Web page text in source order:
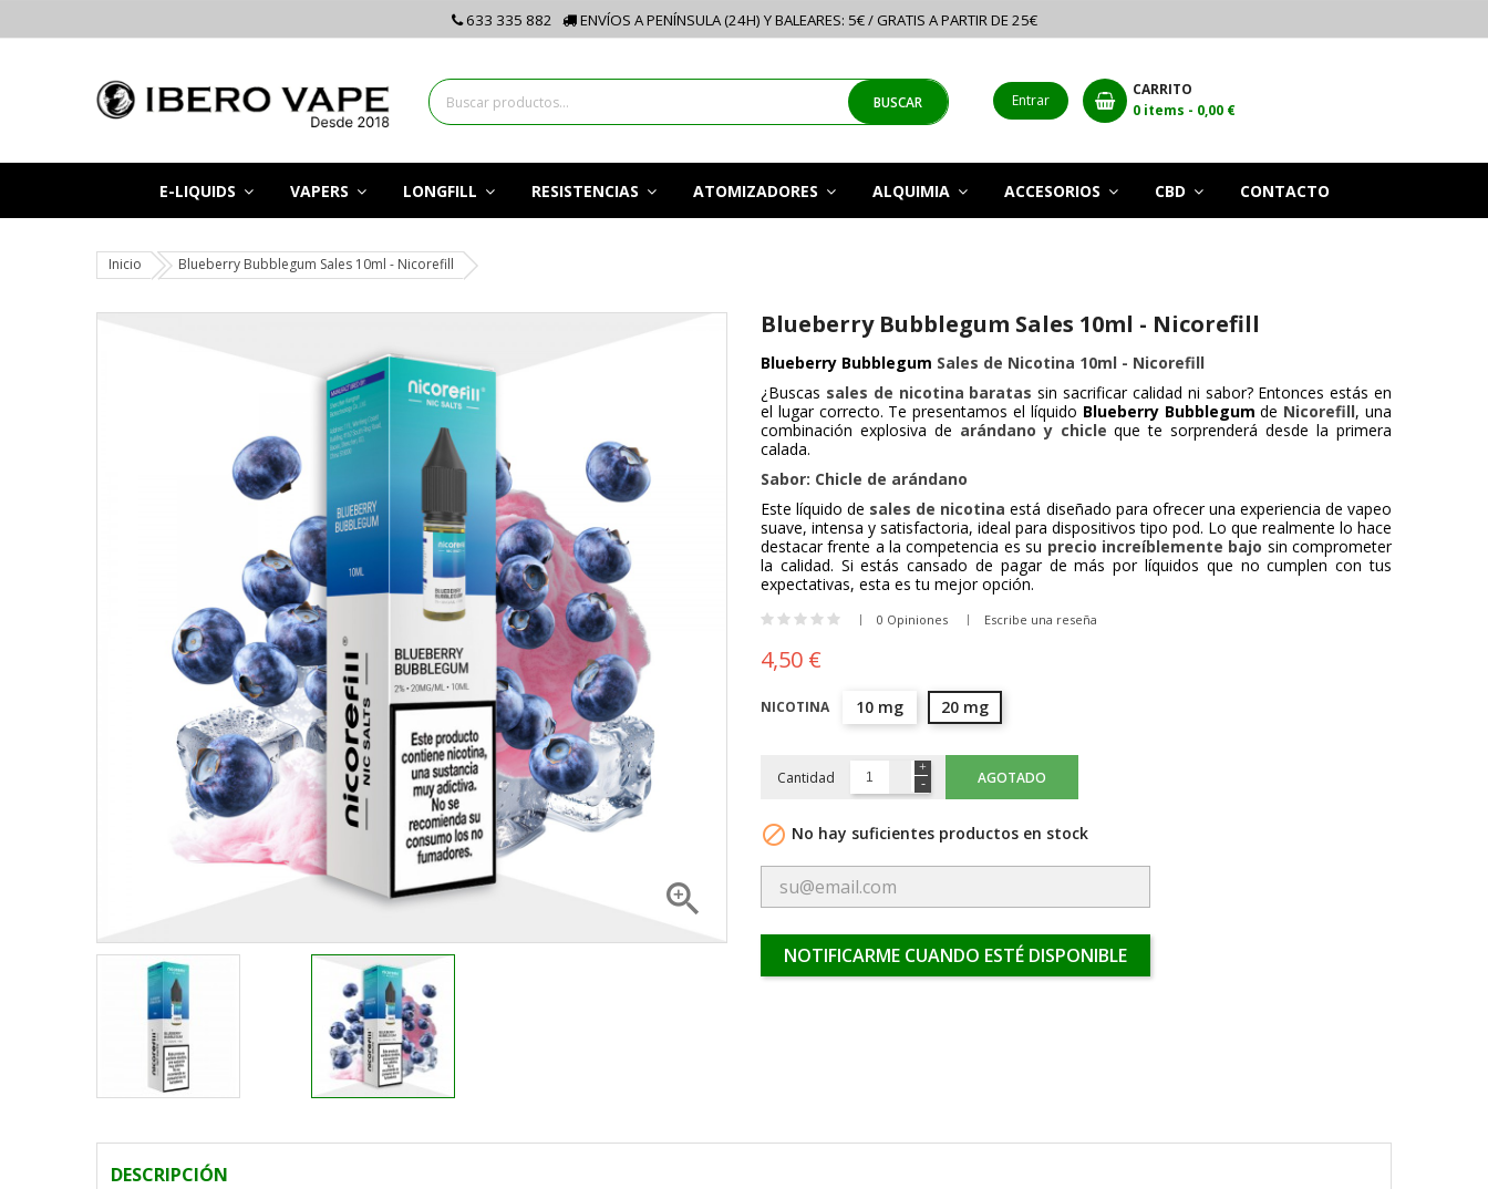
633 335 882 ENVÍOS A PENÍNSULA (24H) Y BALEARES: 5€ / GRATIS A PARTIR DE 25€
BUSCAR Entrar
CARRITO
0 items - 0,00 €
E-LIQUIDS VAPERS LONGFILL RESISTENCIAS ATOMIZADORES ALQUIMIA ACCESORIOS CBD CONTACTO
Inicio Blueberry Bubblegum Sales 10ml - Nicorefill

Blueberry Bubblegum Sales 10ml - Nicorefill
Blueberry Bubblegum Sales de Nicotina 10ml - Nicorefill
¿Buscas sales de nicotina baratas sin sacrificar calidad ni sabor? Entonces estás en
el lugar correcto. Te presentamos el líquido Blueberry Bubblegum de Nicorefill, una
combinación explosiva de arándano y chicle que te sorprenderá desde la primera
calada.
Sabor: Chicle de arándano
Este líquido de sales de nicotina está diseñado para ofrecer una experiencia de vapeo
suave, intensa y satisfactoria, ideal para dispositivos tipo pod. Lo que realmente lo hace
destacar frente a la competencia es su precio increíblemente bajo sin comprometer
la calidad. Si estás cansado de pagar de más por líquidos que no cumplen con tus
expectativas, esta es tu mejor opción.
0 Opiniones Escribe una reseña
4,50 €
NICOTINA 10 mg 20 mg
Cantidad AGOTADO
 No hay suficientes productos en stock
NOTIFICARME CUANDO ESTÉ DISPONIBLE
DESCRIPCIÓN